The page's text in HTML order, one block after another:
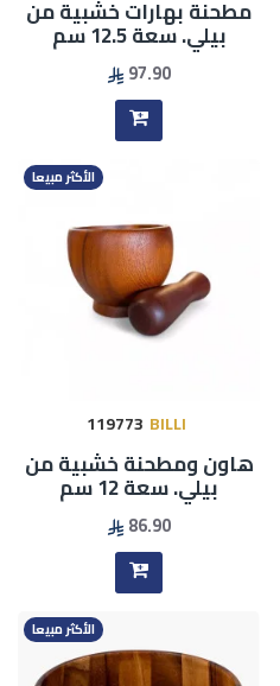
مطحنة بهارات خشبية من
بيلي. سعة 12.5 سم
97.90
الأكثر مبيعا
BILLI
119773
هاون ومطحنة خشبية من
بيلي. سعة 12 سم
86.90
الأكثر مبيعا